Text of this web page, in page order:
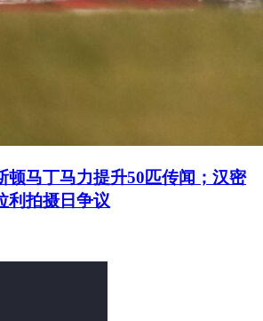
顿马丁马力提升50匹传闻；汉密
利拍摄日争议